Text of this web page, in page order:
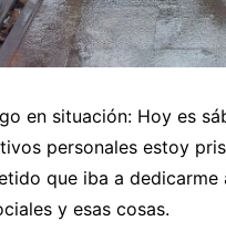
en situación: Hoy es
personales estoy
que iba a
y esas cosas.